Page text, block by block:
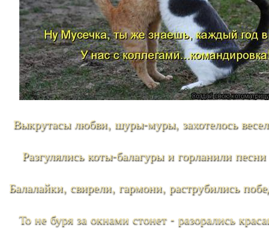
Выкрутасы любви, шуры-муры, захотелось
Разгулялись коты-балагуры и горланили
Балалайки, свирели, гармони, раструбились
То не буря за окнами стонет - разорались